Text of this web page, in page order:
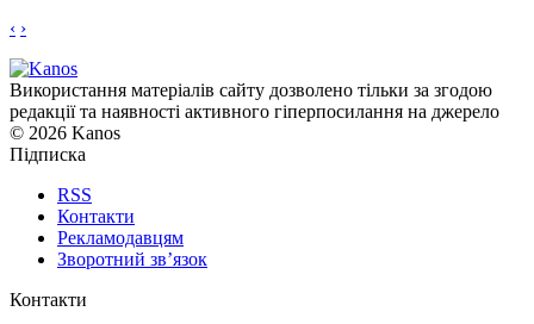
‹ ›
Використання матеріалів сайту дозволено тільки за згодою
редакції та наявності активного гіперпосилання на джерело
© 2026 Kanos
Підписка
RSS
Контакти
Рекламодавцям
Зворотний зв’язок
Контакти